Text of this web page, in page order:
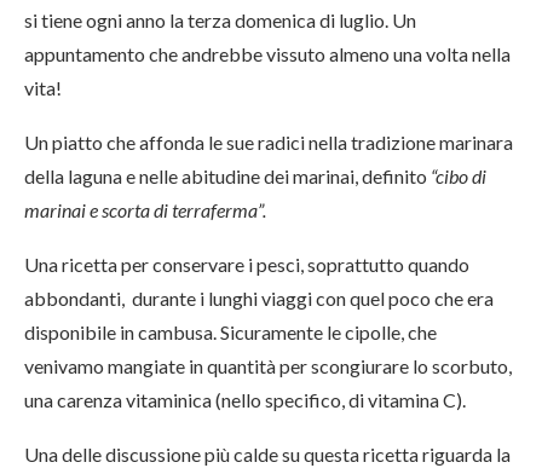
si tiene ogni anno la terza domenica di luglio. Un
appuntamento che andrebbe vissuto almeno una volta nella
vita!
Un piatto che affonda le sue radici nella tradizione marinara
della laguna e nelle abitudine dei marinai, definito “cibo di
marinai e scorta di terraferma”.
Una ricetta per conservare i pesci, soprattutto quando
abbondanti, durante i lunghi viaggi con quel poco che era
disponibile in cambusa. Sicuramente le cipolle, che
venivamo mangiate in quantità per scongiurare lo scorbuto,
una carenza vitaminica (nello specifico, di vitamina C).
Una delle discussione più calde su questa ricetta riguarda la